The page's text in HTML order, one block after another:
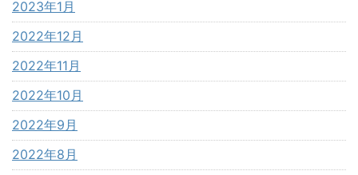
2023年1月
2022年12月
2022年11月
2022年10月
2022年9月
2022年8月